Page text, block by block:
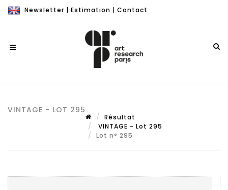
Newsletter | Estimation | Contact
VINTAGE - LOT 295
Résultat
VINTAGE - Lot 295
Lot n° 295